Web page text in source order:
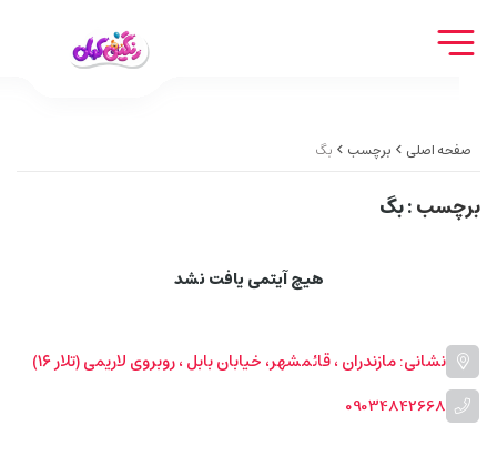
صفحه اصلی برچسب بگ
برچسب: بگ
هیچ آیتمی یافت نشد
نشانی: مازندران ، قائمشهر، خیابان بابل ، روبروی لاریمی (تلار ۱۶)
09034842668